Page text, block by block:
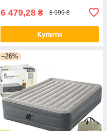
6 479,28 ₴ 8 999 ₴
Купити
–26%